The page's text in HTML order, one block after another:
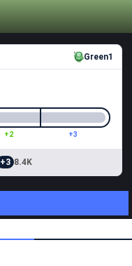
Green1
+2 +3
+3 8.4K